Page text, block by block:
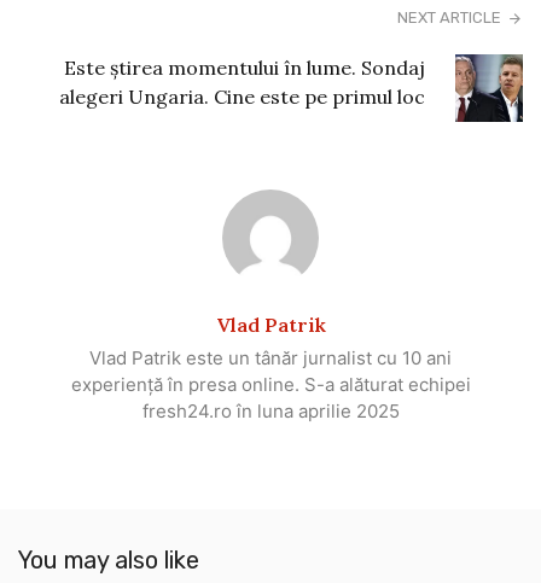
NEXT ARTICLE
Este știrea momentului în lume. Sondaj
alegeri Ungaria. Cine este pe primul loc
Vlad Patrik
Vlad Patrik este un tânăr jurnalist cu 10 ani
experiență în presa online. S-a alăturat echipei
fresh24.ro în luna aprilie 2025
You may also like